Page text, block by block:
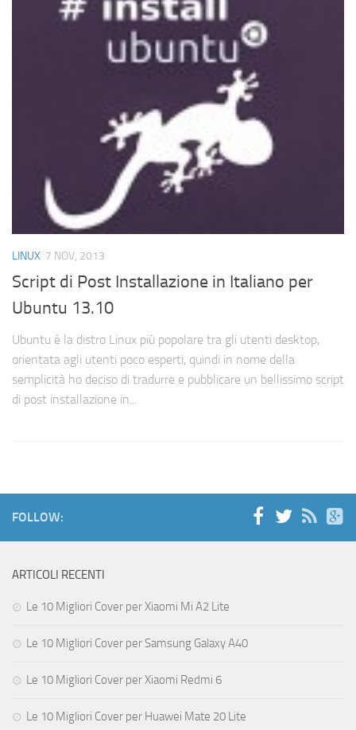
LINUX 7 NOV, 2013
Script di Post Installazione in Italiano per
Ubuntu 13.10
Ubuntu è la distro Linux più popolare tra gli utenti desktop,
orientata agli utenti poco esperti, quindi in nome della
semplicità ho deciso di tradurre e pubblicare un bellissimo script
di post installazione in...
FOLLOW:
ARTICOLI RECENTI
Le 10 Migliori Cover per Xiaomi Mi A2 Lite
Le 10 Migliori Cover per Samsung Galaxy A40
Le 10 Migliori Cover per Xiaomi Redmi 6
Le 10 Migliori Cover per Huawei Mate 20 Lite